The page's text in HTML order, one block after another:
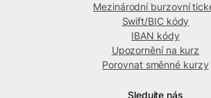
Mezinárodní burzovní
Swift/BIC kódy
IBAN kódy
Upozornění na kurz
Porovnat směnné kurzy
Sledujte nás